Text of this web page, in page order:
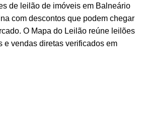
de leilão de imóveis em Balneário
com descontos que podem chegar
O Mapa do Leilão reúne leilões
e vendas diretas verificados em